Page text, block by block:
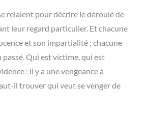
relaient pour décrire le déroulé de
leur regard particulier. Et chacune
et son impartialité ; chacune
passé. Qui est victime, qui est
: il y a une vengeance à
il trouver qui veut se venger de